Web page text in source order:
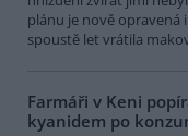
plánu je nově opravená
spoustě let vrátila
Farmáři v Keni
kyanidem po